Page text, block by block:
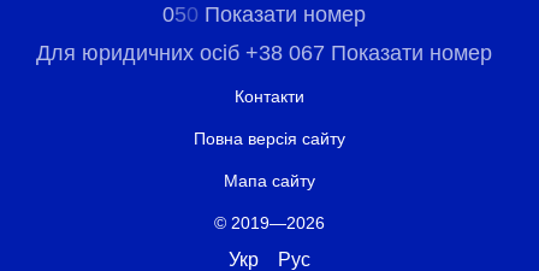
050 Показати номер
Для юридичних осіб +38 067 Показати номер
Контакти
Повна версія сайту
Мапа сайту
© 2019—2026
Укр Рус